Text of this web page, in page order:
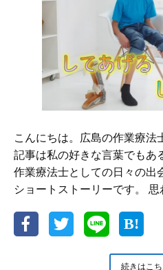
こんにちは。広島の作業療
記事は私の好きな言葉でもあ
作業療法士としての日々の出
ショートストーリーです。
続きはこ